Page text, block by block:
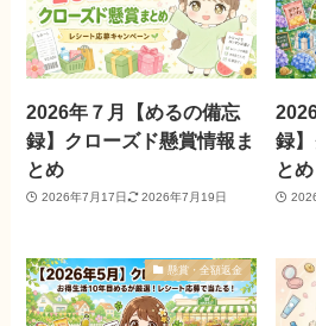
2026年７月【めるの備忘
録】クローズド懸賞情報ま
とめ
2026年7月17日 2026年7月19日
録
とめ
懸賞・全額返金